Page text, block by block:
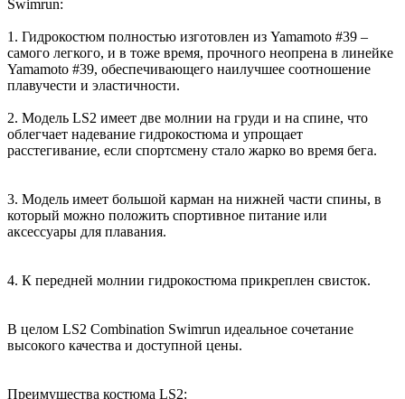
Swimrun:
1. Гидрокостюм полностью изготовлен из Yamamoto #39 –
самого легкого, и в тоже время, прочного неопрена в линейке
Yamamoto #39, обеспечивающего наилучшее соотношение
плавучести и эластичности.
2. Модель LS2 имеет две молнии на груди и на спине, что
облегчает надевание гидрокостюма и упрощает
расстегивание, если спортсмену стало жарко во время бега.
3. Модель имеет большой карман на нижней части спины, в
который можно положить спортивное питание или
аксессуары для плавания.
4. К передней молнии гидрокостюма прикреплен свисток.
В целом LS2 Combination Swimrun идеальное сочетание
высокого качества и доступной цены.
Преимущества костюма LS2: